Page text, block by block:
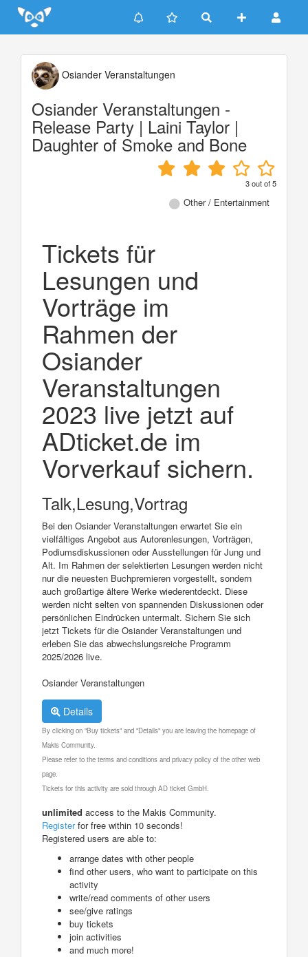
Update cookies preferences
Osiander Veranstaltungen
Osiander Veranstaltungen -
Release Party | Laini Taylor |
Daughter of Smoke and Bone
3out of5
Other / Entertainment
Tickets für
Lesungen und
Vorträge im
Rahmen der
Osiander
Veranstaltungen
2023 live jetzt auf
ADticket.de im
Vorverkauf sichern.
Talk,Lesung,Vortrag
Bei den Osiander Veranstaltungen erwartet Sie ein
vielfältiges Angebot aus Autorenlesungen, Vorträgen,
Podiumsdiskussionen oder Ausstellungen für Jung und
Alt. Im Rahmen der selektierten Lesungen werden nicht
nur die neuesten Buchpremieren vorgestellt, sondern
auch großartige ältere Werke wiederentdeckt. Diese
werden nicht selten von spannenden Diskussionen oder
persönlichen Eindrücken untermalt. Sichern Sie sich
jetzt Tickets für die Osiander Veranstaltungen und
erleben Sie das abwechslungsreiche Programm
2025/2026 live.
Osiander Veranstaltungen
Details
By clicking on "Buy tickets" and "Details" you are leaving the homepage of
Makis Community.
Please refer to the terms and conditions and privacy policy of the other web
page.
Tickets for this activity are sold through AD ticket GmbH.
unlimited access to the Makis Community.
Registerfor free within 10 seconds!
Registered users are able to:
arrange dates with other people
find other users, who want to participate on this
activity
write/read comments of other users
see/give ratings
buy tickets
join activities
and much more!